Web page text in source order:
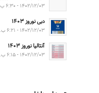
۱۴۰۲/۱۲/۰۳ - ۶:۳۰ ب.ظ
دبی نوروز ۱۴۰۳
۱۴۰۲/۱۲/۰۳ - ۶:۲۱ ب.ظ
آنتالیا نوروز ۱۴۰۳
۱۴۰۲/۱۲/۰۳ - ۶:۱۵ ب.ظ